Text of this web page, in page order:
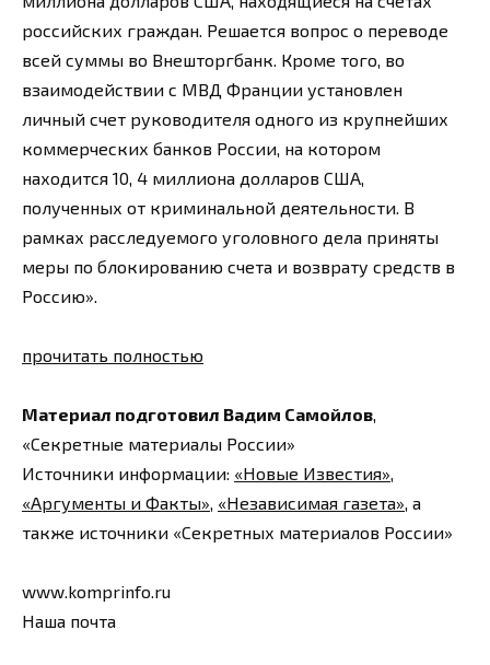
российских граждан. Решается вопрос о переводе
всей суммы во Внешторгбанк. Кроме того, во
взаимодействии с МВД Франции установлен
личный счет руководителя одного из крупнейших
коммерческих банков России, на котором
находится 10, 4 миллиона долларов США,
полученных от криминальной деятельности. В
рамках расследуемого уголовного дела приняты
меры по блокированию счета и возврату средств в
Россию».
прочитать полностью
Материал подготовил Вадим Самойлов,
«Секретные материалы России»
Источники информации: «Новые Известия»,
«Аргументы и Факты», «Независимая газета», а
также источники «Секретных материалов России»
www.komprinfo.ru
Наша почта